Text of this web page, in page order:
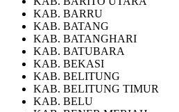
KAB. BARRU
KAB. BATANG
KAB. BATANGHARI
KAB. BATUBARA
KAB. BEKASI
KAB. BELITUNG
KAB. BELITUNG TIMUR
KAB. BELU